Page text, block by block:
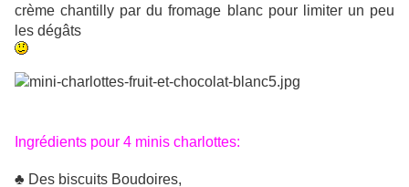
crème chantilly par du fromage blanc pour limiter un peu
les dégâts
Ingrédients pour 4 minis charlottes:
♣ Des biscuits Boudoires,